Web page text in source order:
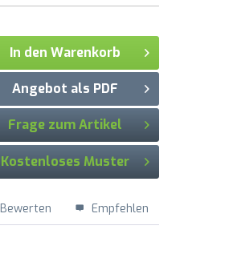
In den Warenkorb
Angebot als PDF
Frage zum Artikel
Kostenloses Muster
Bewerten Empfehlen